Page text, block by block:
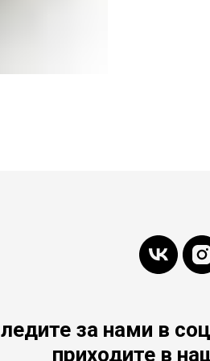
за нами в
приходите в